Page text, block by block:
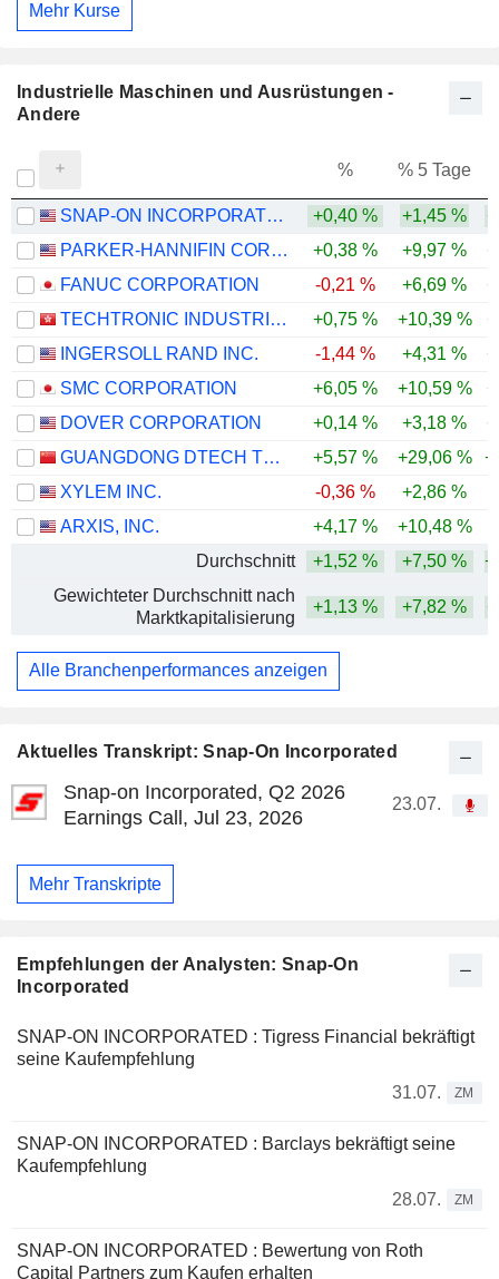
Aktuelles Transkript: Snap-On Incorporated
Snap-on Incorporated, Q2 2026
Earnings Call, Jul 23, 2026
23.07.
Mehr Transkripte
Empfehlungen der Analysten: Snap-On
Incorporated
SNAP-ON INCORPORATED : Tigress Financial bekräftigt
seine Kaufempfehlung
31.07.
ZM
SNAP-ON INCORPORATED : Barclays bekräftigt seine
Kaufempfehlung
28.07.
ZM
SNAP-ON INCORPORATED : Bewertung von Roth
Capital Partners zum Kaufen erhalten
Mehr Kurse
Industrielle Maschinen und Ausrüstungen -
Andere
% % 5 Tage
SNAP-ON INCORPORATED +0,40 % +1,45 %
PARKER-HANNIFIN CORPORATION
+0,38 % +9,97 %
FANUC CORPORATION
-0,21 % +6,69 %
TECHTRONIC INDUSTRIES COMPANY LIMITED
+0,75 % +10,39 %
INGERSOLL RAND INC.
-1,44 % +4,31 %
SMC CORPORATION
+6,05 % +10,59 %
DOVER CORPORATION
+0,14 % +3,18 %
GUANGDONG DTECH TECHNOLOGY CO., LTD.
+5,57 % +29,06 %
XYLEM INC.
-0,36 % +2,86 %
ARXIS, INC.
+4,17 %
+10,48 %
Durchschnitt
+1,52 % +7,50 %
Gewichteter Durchschnitt nach
Marktkapitalisierung
+1,13 % +7,82 %
Alle Branchenperformances anzeigen